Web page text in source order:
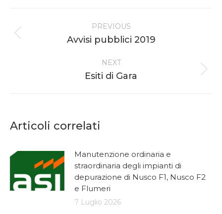
navigation
PREVIOUS
Previous
Avvisi pubblici 2019
NEXT
Next
Esiti di Gara
Articoli correlati
Manutenzione ordinaria e
straordinaria degli impianti di
depurazione di Nusco F1, Nusco F2
e Flumeri
7 Luglio 2026